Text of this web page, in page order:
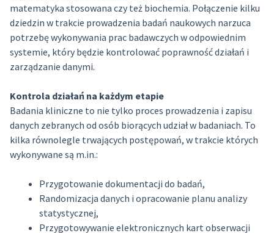
matematyka stosowana czy też biochemia. Połączenie kilku
dziedzin w trakcie prowadzenia badań naukowych narzuca
potrzebę wykonywania prac badawczych w odpowiednim
systemie, który będzie kontrolować poprawność działań i
zarządzanie danymi.
Kontrola działań na każdym etapie
Badania kliniczne to nie tylko proces prowadzenia i zapisu
danych zebranych od osób biorących udział w badaniach. To
kilka równolegle trwających postępowań, w trakcie których
wykonywane są m.in.:
Przygotowanie dokumentacji do badań,
Randomizacja danych i opracowanie planu analizy
statystycznej,
Przygotowywanie elektronicznych kart obserwacji